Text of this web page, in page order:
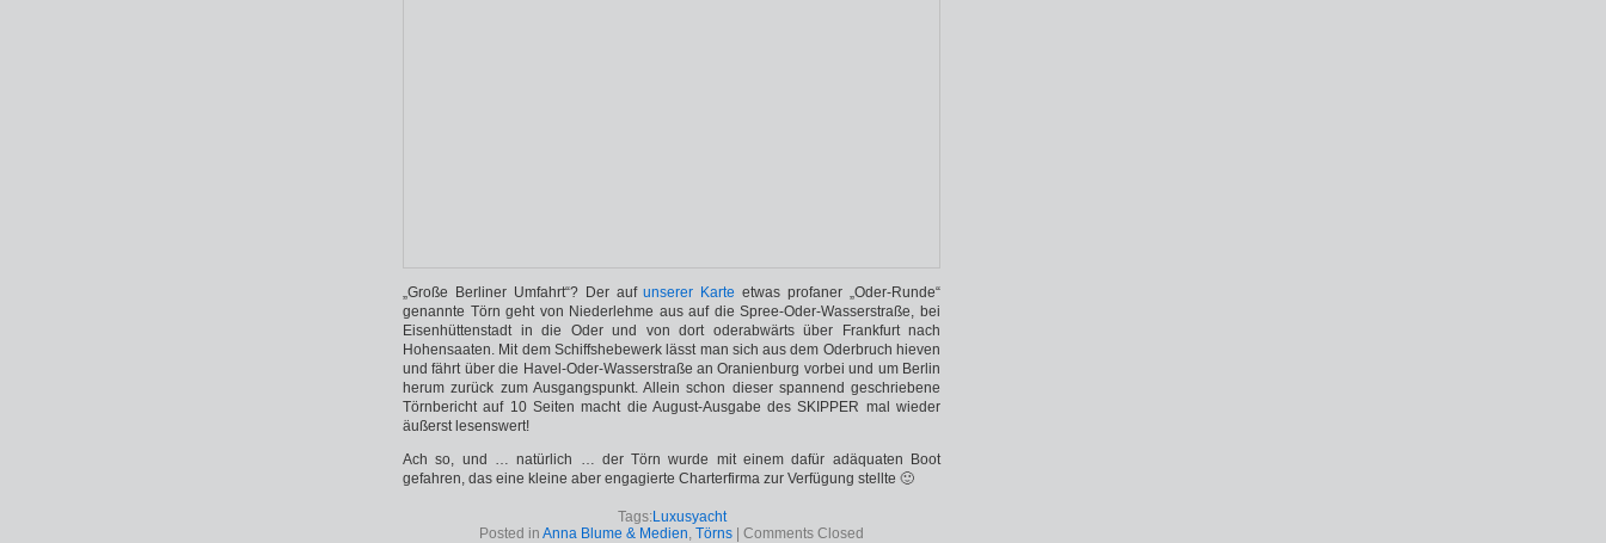
„Große Berliner Umfahrt“? Der aufunserer Karte etwas profaner „Oder-Runde“
genannte Törn geht von Niederlehme aus auf die Spree-Oder-Wasserstraße, bei
Eisenhüttenstadt in die Oder und von dort oderabwärts über Frankfurt nach
Hohensaaten. Mit dem Schiffshebewerk lässt man sich aus dem Oderbruch hieven
und fährt über die Havel-Oder-Wasserstraße an Oranienburg vorbei und um Berlin
herum zurück zum Ausgangspunkt. Allein schon dieser spannend geschriebene
Törnbericht auf 10 Seiten macht die August-Ausgabe des SKIPPER mal wieder
äußerst lesenswert!
Ach so, und … natürlich … der Törn wurde mit einem dafür adäquaten Boot
gefahren, das eine kleine aber engagierte Charterfirma zur Verfügung stellte 🙂
Tags: Luxusyacht
Posted in Anna Blume & Medien, Törns Comments Closed